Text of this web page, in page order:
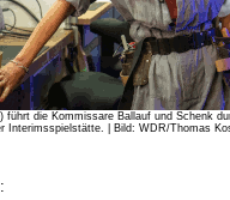
führt die Kommissare Ballauf und Schenk
Interimsspielstätte. | Bild: WDR/Thomas